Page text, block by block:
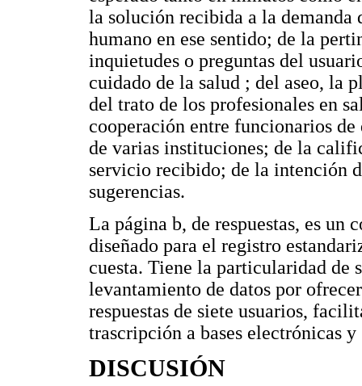
la solución recibida a la demanda
humano en ese sentido; de la
inquietudes o preguntas del
cuidado de la salud ; del aseo, la
del trato de los profesionales en
cooperación entre funcionarios
de varias instituciones; de la
servicio recibido; de la intención
sugerencias.
La página b, de respuestas, es un
diseñado para el registro
cuesta. Tiene la particularidad de
levantamiento de datos por
respuestas de siete usuarios,
trascripción a bases electrónicas
DISCUSIÓN